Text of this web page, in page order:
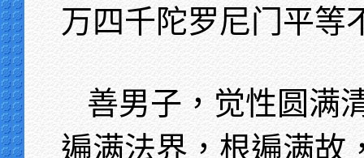
万四千陀罗尼门平等
善男子，觉性圆满
遍满法界，根遍满故